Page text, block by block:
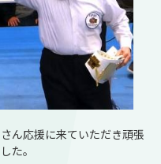
ん応援に来ていただき頑張
た。